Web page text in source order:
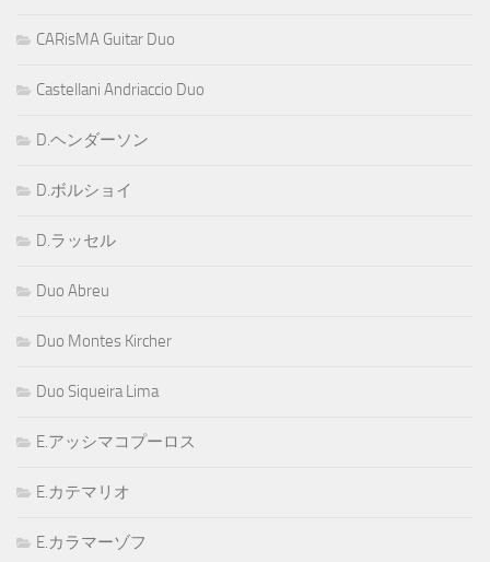
CARisMA Guitar Duo
Castellani Andriaccio Duo
D.ヘンダーソン
D.ボルショイ
D.ラッセル
Duo Abreu
Duo Montes Kircher
Duo Siqueira Lima
E.アッシマコプーロス
E.カテマリオ
E.カラマーゾフ